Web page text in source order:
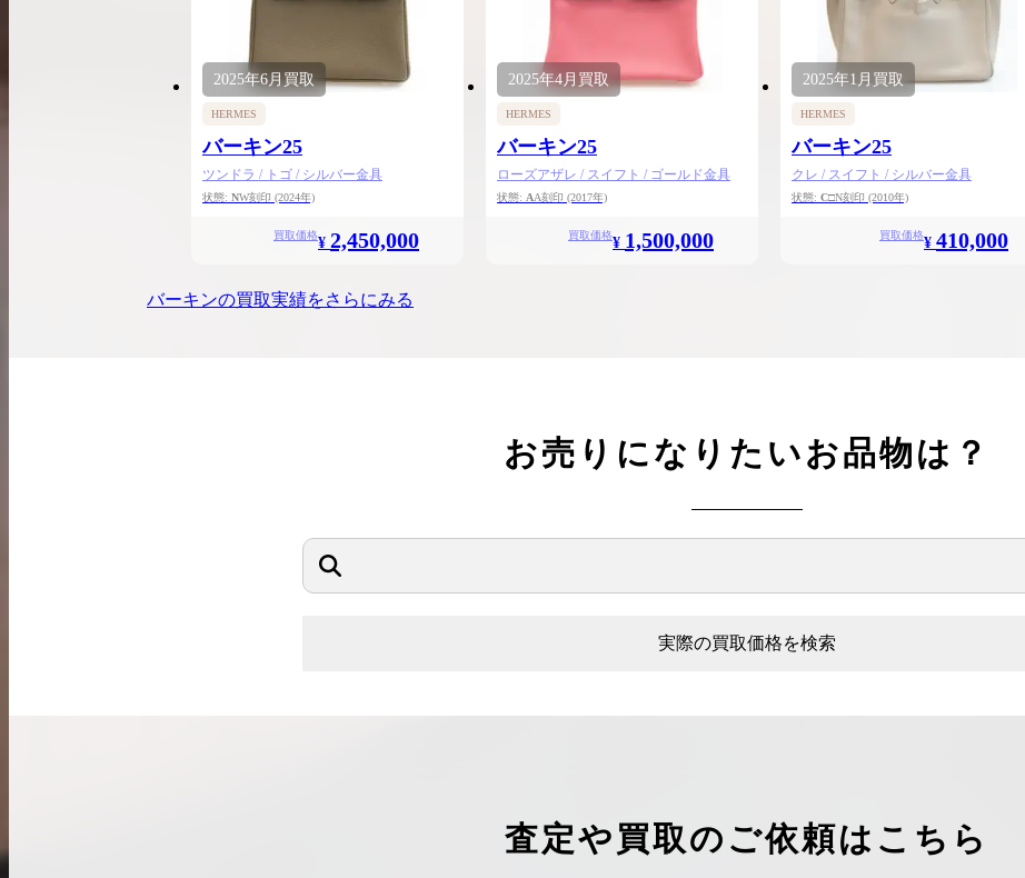
2025年6月買取
HERMES
バーキン25
ツンドラ / トゴ / シルバー金具
状態: NW刻印 (2024年)
買取価格¥ 2,450,000
2025年4月 買取
HERMES
バーキン25
ローズアザレ / スイフト / ゴールド金具
状態: AA刻印 (2017年)
買取価格¥ 1,500,000
2025年1月 買取
HERMES
バーキン25
クレ / スイフト / シルバー金具
状態: C□N刻印 (2010年)
買取価格¥ 410,000
バーキンの買取実績をさらにみる
お売りになりたいお品物は？
実際の買取価格を検索
査定や買取のご依頼はこちら